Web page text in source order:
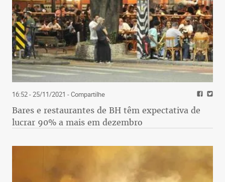
16:52 - 25/11/2021 - Compartilhe
Bares e restaurantes de BH têm expectativa de
lucrar 90% a mais em dezembro